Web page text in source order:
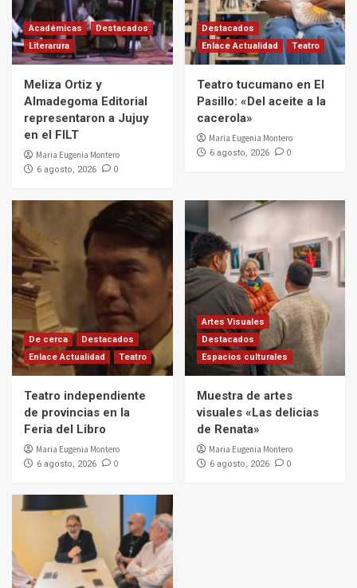
Académicas
Destacados
Literarura
Meliza Ortiz y
Almadegoma Editorial
representaron a Jujuy
en el FILT
Maria Eugenia Montero
6 agosto, 2026 0
Destacados
Enlace Actualidad
Teatro
Teatro tucumano en El
Pasillo: «Del aceite a la
cacerola»
Maria Eugenia Montero
6 agosto, 2026 0
De cerca
Destacados
Enlace Actualidad
Teatro
Teatro independiente
de provincias en la
Feria del Libro
Maria Eugenia Montero
6 agosto, 2026 0
Artes Visuales
Destacados
Espacios culturales
Muestra de artes
visuales «Las delicias
de Renata»
Maria Eugenia Montero
6 agosto, 2026 0